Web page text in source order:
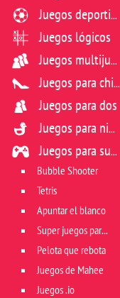
Juegos deportivos
Juegos lógicos
Juegos multijugador
Juegos para chicas
Juegos para dos
Juegos para niños
Juegos para sus reflejos
Bubble Shooter
Tetris
Apuntar el blanco
Super juegos para reflejos
Pelota que rebota
Juegos de Mahee
Juegos .io